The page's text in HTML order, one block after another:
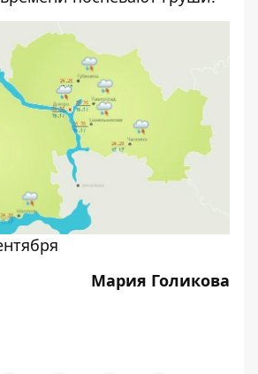
Мария Голикова